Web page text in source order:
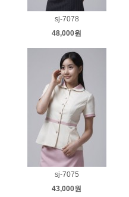
sj-7078
48,000원
sj-7075
43,000원